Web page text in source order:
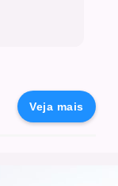
Veja mais